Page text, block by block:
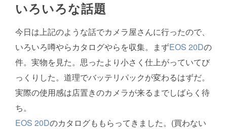
いろいろな話題
今日は上記のような話でカメラ屋さんに行ったので、
いろいろ噂やらカタログやらを収集。まずEOS 20Dの
件。実物を見た。思ったより小さく仕上がっていてび
っくりした。道理でバッテリパックが変わるはずだ。
実際の使用感は店置きのカメラが来るまでしばらく待
ち。
EOS 20Dのカタログももらってきました。(買わない